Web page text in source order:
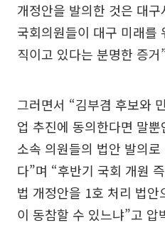
개정안을 발의한 것은 대
국회의원들이 대구 미래를
직이고 있다는 분명한 증
그러면서 “김부겸 후보와
업 추진에 동의한다면 말
소속 의원들의 법안 발의
다”며 “후반기 국회 개원
법 개정안을 1호 처리 법
이 동참할 수 있느냐”고 압